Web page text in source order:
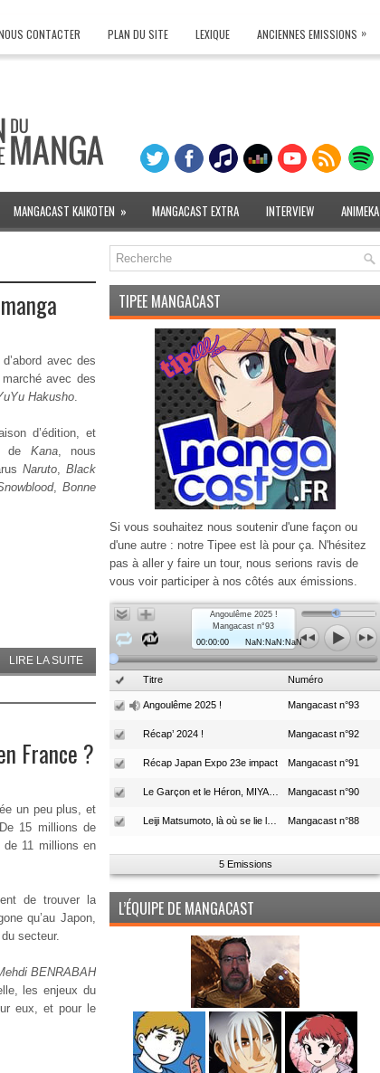
CONTACTER PLAN DU SITE LEXIQUE ANCIENNES EMISSIONS »
MANGACAST KAIKOTEN » MANGACAST EXTRA INTERVIEW ANIMEKA
avec des
avec des
Hakusho.
d’édition, et
de Kana, nous
Naruto, Black
,Bonne
LIRE LA SUITE
France ?
un peu plus, et
15 millions de
11 millions en
de trouver la
qu’au Japon,
secteur.
BENRABAH
les enjeux du
eux, et pour le
TIPEE MANGACAST
Si vous souhaitez nous soutenir d'une façon ou
d'une autre : notre Tipee est là pour ça. N'hésitez
pas à aller y faire un tour, nous serions ravis de
vous voir participer à nos côtés aux émissions.
Angoulême 2025 !
Mangacast n°93
00:00:00
NaN:NaN:NaN
Titre Numéro
Angoulême 2025 ! Mangacast n°93
Récap’ 2024 ! Mangacast n°92
Récap Japan Expo 23e impact Mangacast n°91
Mangacast n°90
Mangacast n°88
5 Emissions
L’ÉQUIPE DE MANGACAST